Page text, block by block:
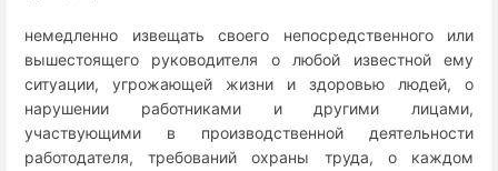
немедленно извещать своего непосредственного или
вышестоящего руководителя о любой известной ему
ситуации, угрожающей жизни и здоровью людей, о
нарушении работниками и другими лицами,
участвующими в производственной деятельности
работодателя, требований охраны труда, о каждом